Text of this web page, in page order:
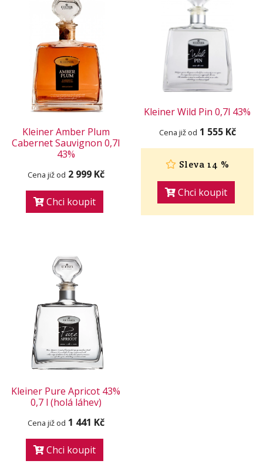
Kleiner Amber Plum
Cabernet Sauvignon 0,7l
43%
Cena již od 2 999 Kč
Chci koupit
Kleiner Wild Pin 0,7l 43%
Cena již od 1 555 Kč
Sleva 14 %
Chci koupit
Kleiner Pure Apricot 43%
0,7 l (holá láhev)
Cena již od 1 441 Kč
Chci koupit